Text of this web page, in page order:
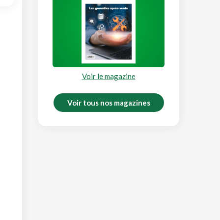
Voir le magazine
Voir tous nos magazines